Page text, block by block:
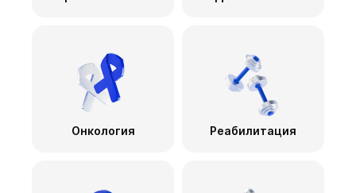
Онкология Реабилитация